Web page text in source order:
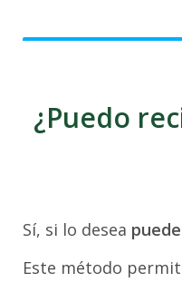
¿Puedo
Sí, si lo desea puede
Este método